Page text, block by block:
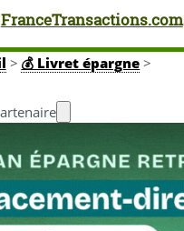
FranceTransactions.com
> 💰 Livret épargne >